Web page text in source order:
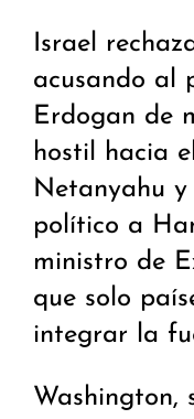
Israel
acusando al
Erdogan de
hostil hacia
Netanyahu
político a
ministro de
que solo
integrar la
Washington,